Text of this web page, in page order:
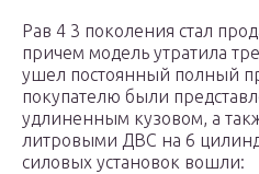
Рав 4 3 поколения стал
причем модель утратила
ушел постоянный полный
покупателю были
удлиненным кузовом, а
литровыми ДВС на 6
силовых установок вошли: